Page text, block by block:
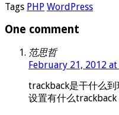
Tags PHP WordPress
One comment
范思哲
February 21, 2012 at
trackback是干什么
设置有什么trackback